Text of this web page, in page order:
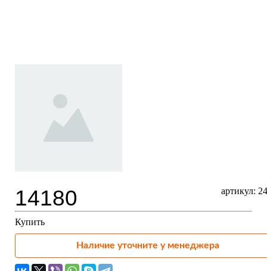
артикул:
14180
Купить
Наличие уточните у менеджера